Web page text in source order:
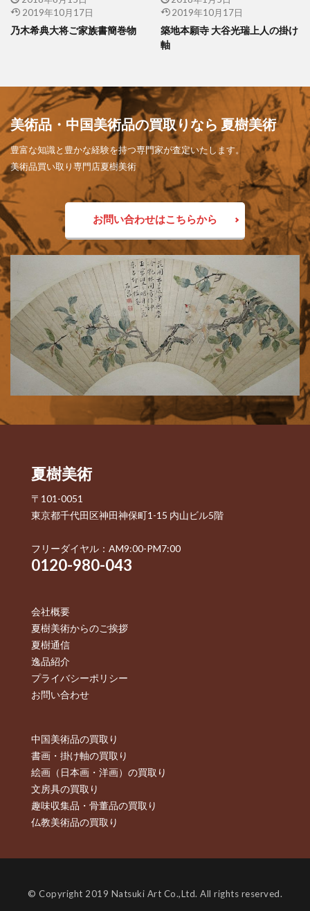
2019年10月17日
乃木希典大将ご家族書簡巻物
2019年10月17日
築地本願寺 大谷光瑞上人の掛け
軸
美術品・中国美術品の買取りなら 夏樹美術
豊富な知識と豊かな経験を持つ専門家が査定いたします。
美術品買い取り専門店夏樹美術
お問い合わせはこちらから
夏樹美術
〒101-0051
東京都千代田区神田神保町1-15 内山ビル5階
フリーダイヤル：AM9:00-PM7:00
0120-980-043
会社概要
夏樹美術からのご挨拶
夏樹通信
逸品紹介
プライバシーポリシー
お問い合わせ
中国美術品の買取り
書画・掛け軸の買取り
絵画（日本画・洋画）の買取り
文房具の買取り
趣味収集品・骨董品の買取り
仏教美術品の買取り
© Copyright 2019 Natsuki Art Co.,Ltd. All rights reserved.